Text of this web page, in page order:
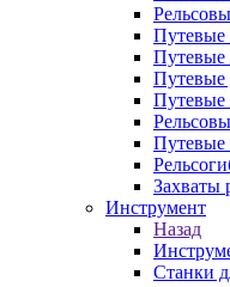
Путевые
Путевые
Путевые
Путевые
Путевые
Захваты
Инструмент
Назад
Станки